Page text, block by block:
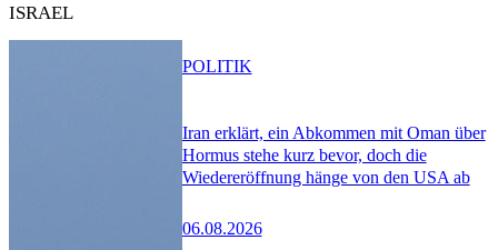
ISRAEL
Iran erklärt, ein Abkommen mit Oman über
Hormus stehe kurz bevor, doch die
Wiedereröffnung hänge von den USA ab
06.08.2026
POLITIK